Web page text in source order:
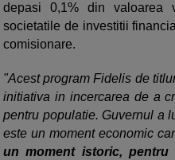
depasi 0,1% din valoarea
societatile de investitii
comisionare.
"Acest program Fidelis de
initiativa in incercarea de a
pentru populatie. Guvernul a
este un moment economic
un moment istoric,